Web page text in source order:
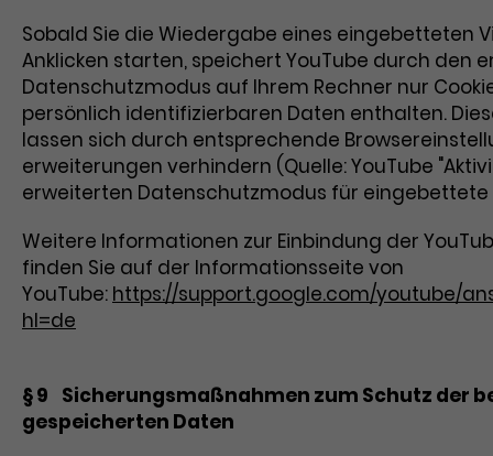
Sobald Sie die Wiedergabe eines eingebetteten
Anklicken starten, speichert YouTube durch den
Datenschutzmodus auf Ihrem Rechner nur
persönlich identifizierbaren Daten enthalten.
lassen sich durch entsprechende
erweiterungen verhindern (Quelle: YouTube
erweiterten Datenschutzmodus für eingebettete
Weitere Informationen zur Einbindung der
finden Sie auf der Informationsseite von
YouTube: https://support.google.com/youtube/
hl=de
§ 9 Sicherungsmaßnahmen zum Schutz der
gespeicherten Daten